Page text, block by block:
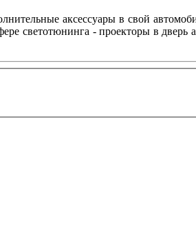
аксессуары в свой
светотюнинга - проекторы в